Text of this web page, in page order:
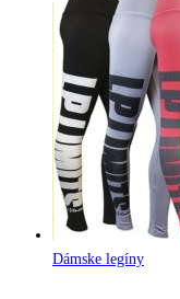
Dámske legíny